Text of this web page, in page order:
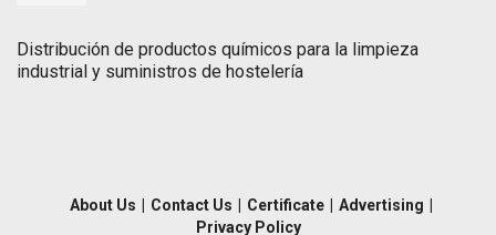
Distribución de productos químicos para la limpieza
industrial y suministros de hostelería
About Us Contact Us Certificate Advertising
Privacy Policy